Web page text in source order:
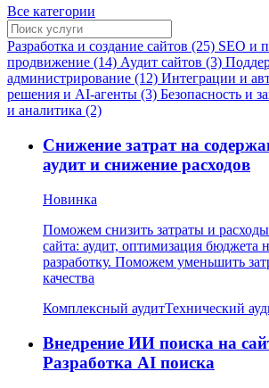
Все категории
Разработка и создание сайтов (25) SEO и
продвижение (14) Аудит сайтов (3)
администрирование (12) Интеграции и
решения и AI-агенты (3) Безопасность и
и аналитика (2)
Снижение затрат на
аудит и снижение расходов
Новинка
Поможем снизить затраты и
сайта: аудит, оптимизация бюджета
разработку. Поможем уменьшить
качества
Комплексный аудитТехнический
Внедрение ИИ поиска на
Разработка AI поиска